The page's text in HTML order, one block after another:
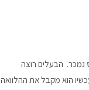
נכס. הנכס נקנה מכספו הפרטי (לא של החברה). לאחר 30 שנה הנכס נמכר. הבעלים רוצה
הוא מקבל את ההלוואה